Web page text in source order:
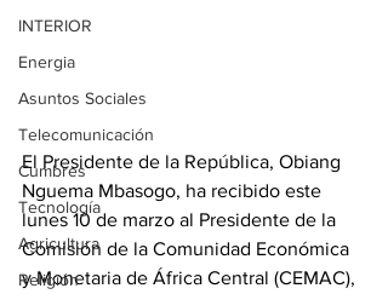
INTERIOR
Energia
Asuntos Sociales
Telecomunicación
Cumbres
Tecnología
Agricultura
Religión
El Presidente de la República, Obiang
Nguema Mbasogo, ha recibido este
lunes 10 de marzo al Presidente de la
Comisión de la Comunidad Económica
y Monetaria de África Central (CEMAC),